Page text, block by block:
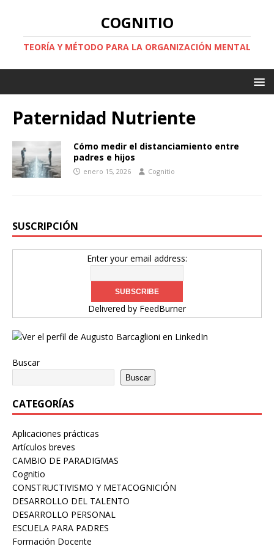
COGNITIO
TEORÍA Y MÉTODO PARA LA ORGANIZACIÓN MENTAL
Paternidad Nutriente
Cómo medir el distanciamiento entre
padres e hijos
enero 15, 2026 Cognitio
SUSCRIPCIÓN
Enter your email address:
Delivered by FeedBurner
Buscar
Buscar
CATEGORÍAS
Aplicaciones prácticas
Artículos breves
CAMBIO DE PARADIGMAS
Cognitio
CONSTRUCTIVISMO Y METACOGNICIÓN
DESARROLLO DEL TALENTO
DESARROLLO PERSONAL
ESCUELA PARA PADRES
Formación Docente